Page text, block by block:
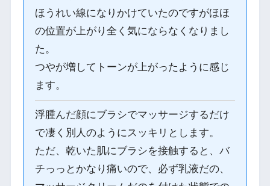
ほうれい線になりかけていたのですがほほ
の位置が上がり全く気にならなくなりまし
た。
つやが増してトーンが上がったように感じ
ます。
浮腫んだ顔にブラシでマッサージするだけ
で凄く別人のようにスッキリとします。
ただ、乾いた肌にブラシを接触すると、バ
チっっとかなり痛いので、必ず乳液だの、